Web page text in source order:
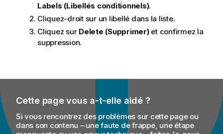
Labels (Libellés conditionnels).
Cliquez-droit sur un libellé dans la liste.
Cliquez sur Delete (Supprimer)et confirmez la
suppression.
Cette page vous a-t-elle aidé ?
Si vous rencontrez des problèmes sur cette page ou
dans son contenu – une faute de frappe, une étape